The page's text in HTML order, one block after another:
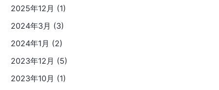
2025年12月 (1)
2024年3月 (3)
2024年1月 (2)
2023年12月 (5)
2023年10月 (1)